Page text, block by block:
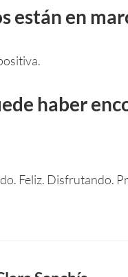
están en
haber
Feliz. Disfrutando.